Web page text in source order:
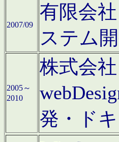
2007/09
有限会
ステム
2005～
2010
株式会
発・ド